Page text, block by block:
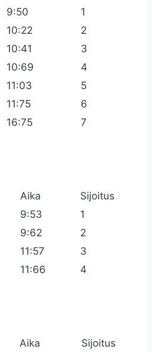
9:50
1
10:22
2
10:41
3
10:69
4
11:03
5
11:75
6
16:75 7
Aika
Sijoitus
9:53
1
9:62
2
11:57
3
11:66 4
Aika
Sijoitus